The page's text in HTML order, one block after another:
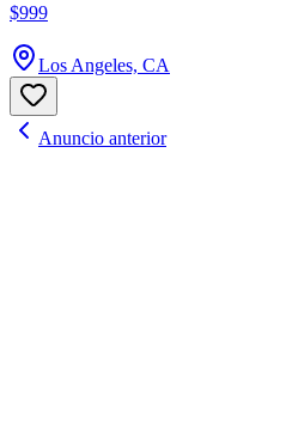
$999
Los Angeles, CA
Anuncio anterior